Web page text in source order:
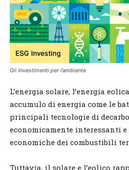
Gli Investimenti per l’ambiente
L’energia solare, l’energia
accumulo di energia come le
principali tecnologie di
economicamente interessanti e
economiche dei combustibili
Tuttavia, il solare e l’eolico